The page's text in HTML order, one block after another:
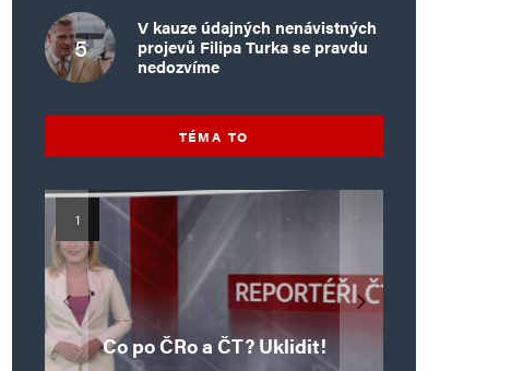
V kauze údajných nenávistných
projevů Filipa Turka se pravdu
nedozvíme
TÉMA TO
Co po ČRo a ČT? Uklidit!
Islamistický teror v EU,
6. díl: Brutální poprava
85letého katolického
kněze Jacquese Hamela
Islamistický teror v EU,
5. díl: Krvavé oslavy pádu
Bastily v Nice
Mýty o Václavu Klausovi:
Pivo, jazz, hádky,
loajalita i humor. Jakl
boří legendy o bývalém
prezidentovi
Vymíráme a politici lžou:
porodnost nezachrání
dotace, byty ani
zkrácené úvazky
Pim Fortuyn: Muž, který
se nestihl stát
premiérem